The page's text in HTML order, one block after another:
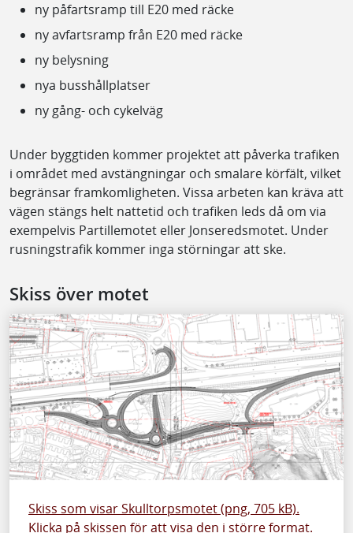
ny påfartsramp till E20 med räcke
ny avfartsramp från E20 med räcke
ny belysning
nya busshållplatser
ny gång- och cykelväg
Under byggtiden kommer projektet att påverka trafiken
i området med avstängningar och smalare körfält, vilket
begränsar framkomligheten. Vissa arbeten kan kräva att
vägen stängs helt nattetid och trafiken leds då om via
exempelvis Partillemotet eller Jonseredsmotet. Under
rusningstrafik kommer inga störningar att ske.
Skiss över motet
Skiss som visar Skulltorpsmotet (png, 705 kB).
Klicka på skissen för att visa den i större format.